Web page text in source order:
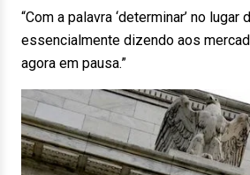
“Com a palavra ‘determinar’ no lugar
essencialmente dizendo aos
agora em pausa.”